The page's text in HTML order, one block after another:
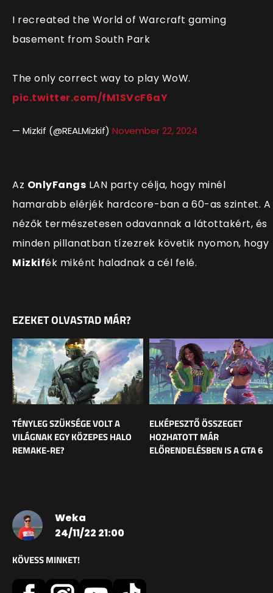
I recreated the World of Warcraft gaming
basement from South Park
The only correct way to play WoW.
pic.twitter.com/fM1SVcF6aY
— Mizkif (@REALMizkif) November 22, 2024
Az OnlyFangs LAN party célja, hogy minél
hamarabb elérjék hardcore-ban a 60-as szintet. A
nézők természetesen odavannak a látottakért, és
minden pillanatban tízezrek követik nyomon, hogy
Mizkifék miként haladnak a cél felé.
EZEKET OLVASTAD MÁR?
TÉNYLEG SZÜKSÉGE VOLT A
VILÁGNAK EGY KÖZEPES HALO
REMAKE-RE?
ELKÉPESZTŐ ÖSSZEGET
HOZHATOTT MÁR
ELŐRENDELÉSBEN IS A GTA 6
Weka
24/11/22 21:00
KÖVESS MINKET!